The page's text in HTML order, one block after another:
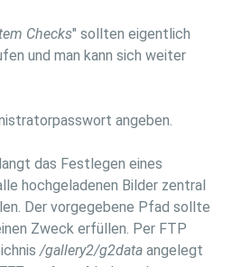
Checks" sollten eigentlich
und man kann sich weiter
angeben.
das Festlegen eines
hochgeladenen Bilder zentral
Der vorgegebene Pfad sollte
Zweck erfüllen. Per FTP
/gallery2/g2data angelegt